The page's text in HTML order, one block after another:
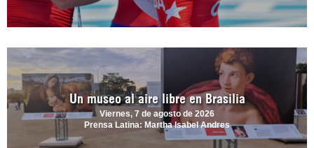
Un museo al aire libre en Brasilia
Viernes, 7 de agosto de 2026
Prensa Latina: Martha Isabel Andres